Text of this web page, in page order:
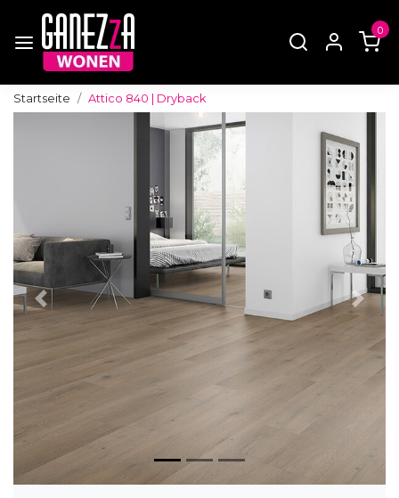
0
Startseite Attico 840 | Dryback
Zurück